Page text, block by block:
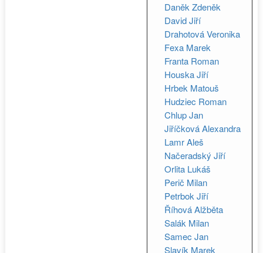
Daněk Zdeněk
David Jiří
Drahotová Veronika
Fexa Marek
Franta Roman
Houska Jiří
Hrbek Matouš
Hudziec Roman
Chlup Jan
Jiříčková Alexandra
Lamr Aleš
Načeradský Jiří
Orlita Lukáš
Perič Milan
Petrbok Jiří
Říhová Alžběta
Salák Milan
Samec Jan
Slavík Marek